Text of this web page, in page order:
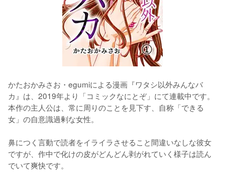
かたおかみさお・egumiによる漫画『ワタシ以外みんなバ
カ』は、2019年より「コミックなにとぞ」にて連載中です。
本作の主人公は、常に周りのことを見下す、自称「できる
女」の自意識過剰な女性。
鼻につく言動で読者をイライラさせること間違いなしな彼女
ですが、作中で化けの皮がどんどん剥がれていく様子は読ん
でいて爽快です。